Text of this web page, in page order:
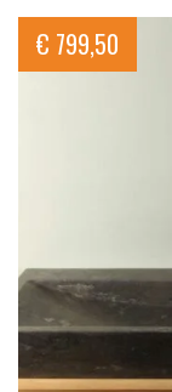
€ 799,50